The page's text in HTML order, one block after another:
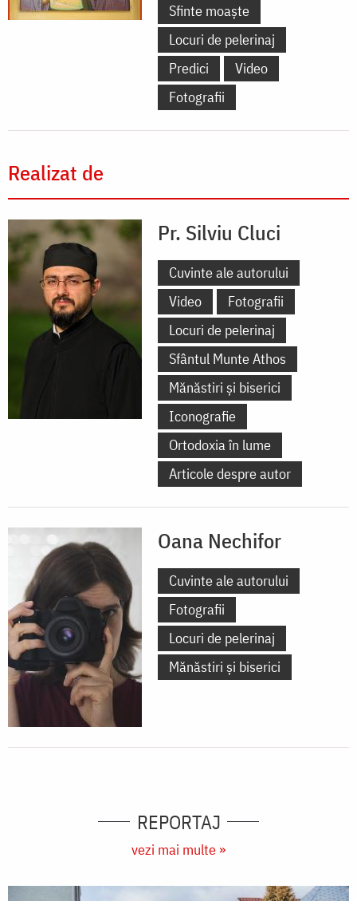
Sfinte moaște
Locuri de pelerinaj
Predici
Video
Fotografii
Realizat de
Pr. Silviu Cluci
Cuvinte ale autorului
Video
Fotografii
Locuri de pelerinaj
Sfântul Munte Athos
Mănăstiri și biserici
Iconografie
Ortodoxia în lume
Articole despre autor
Oana Nechifor
Cuvinte ale autorului
Fotografii
Locuri de pelerinaj
Mănăstiri și biserici
REPORTAJ
vezi mai multe »